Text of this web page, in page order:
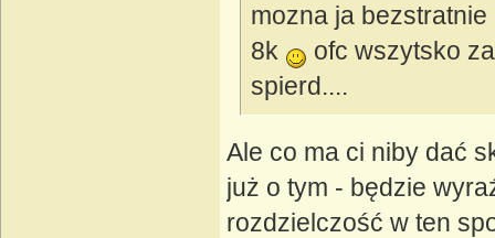
mozna ja
8k
ofc wszytsko
spierd....
Ale co ma ci niby dać
już o tym - będzie
rozdzielczość w ten